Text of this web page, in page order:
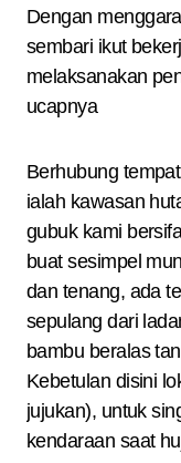
Dengan
sembari ikut
melaksanakan
ucapnya
Berhubung
ialah kawasan
gubuk kami
buat sesimpel
dan tenang, ada
sepulang dari
bambu beralas
Kebetulan disini
jujukan), untuk
kendaraan saat